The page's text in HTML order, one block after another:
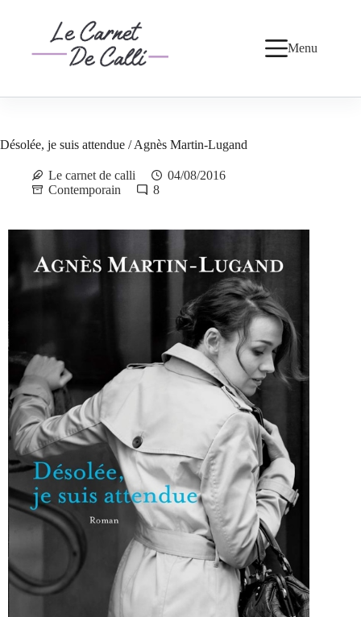
Menu
Désolée, je suis attendue / Agnès Martin-Lugand
Le carnet de calli
04/08/2016
Contemporain
8